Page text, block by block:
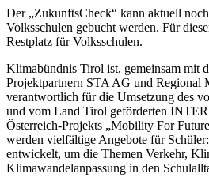
Der „ZukunftsCheck“ kann aktuell
Volksschulen gebucht werden. Für
Restplatz für Volksschulen.
Klimabündnis Tirol ist, gemeinsam mit
Projektpartnern STA AG und Regional
verantwortlich für die Umsetzung des
und vom Land Tirol geförderten
Österreich-Projekts „Mobility For
werden vielfältige Angebote für
entwickelt, um die Themen Verkehr,
Klimawandelanpassung in den